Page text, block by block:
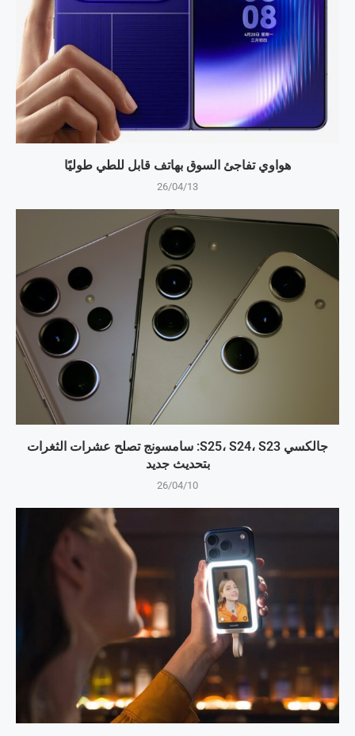
هواوي تفاجئ السوق بهاتف قابل للطي طوليًا
26/04/13
جالكسي S25، S24، S23: سامسونج تصلح عشرات الثغرات
بتحديث جديد
26/04/10